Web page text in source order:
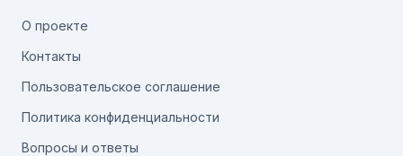
О проекте
Контакты
Пользовательское соглашение
Политика конфиденциальности
Вопросы и ответы